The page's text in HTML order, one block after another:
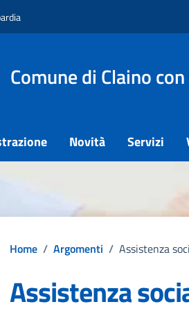
Comune di Claino
Novità Servizi
Home / Argomenti / Assistenza
Assistenza